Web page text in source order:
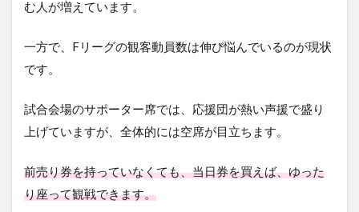
む人が増えています。
一方で、Fリーグの観客動員数は伸び悩んでいるのが現状
です。
試合会場のサポーター席では、応援団が熱い声援で盛り
上げていますが、全体的には空席が目立ちます。
前売り券を持っていなくても、当日券を買えば、ゆった
り座って観戦できます。